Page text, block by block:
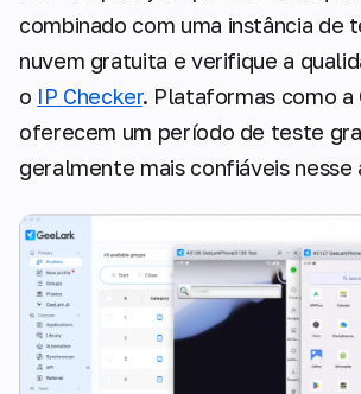
combinado com uma instância de
nuvem gratuita e verifique a
o IP Checker. Plataformas como a
oferecem um período de teste
geralmente mais confiáveis nesse